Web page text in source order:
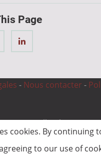
Page
- Nous contacter -
All rights
cookies. By continuing
to our use of